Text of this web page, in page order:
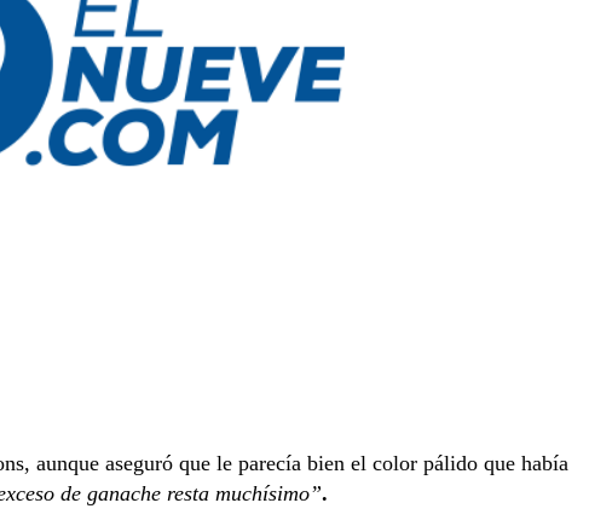
aunque aseguró que le parecía bien el color pálido que había
de ganache resta muchísimo”.